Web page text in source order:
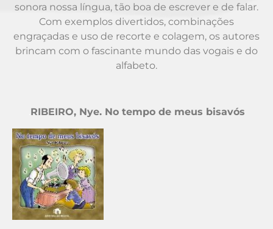
sonora nossa língua, tão boa de escrever e de falar.
Com exemplos divertidos, combinações
engraçadas e uso de recorte e colagem, os autores
brincam com o fascinante mundo das vogais e do
alfabeto.
RIBEIRO, Nye. No tempo de meus bisavós